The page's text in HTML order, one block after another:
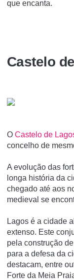
que encanta.
Castelo
O Castelo de
concelho de
A evolução das
longa história da
chegado até aos
medieval se
Lagos é a cidade
extenso. Este
pela construção
para a defesa da
destacam, entre
Forte da Meia